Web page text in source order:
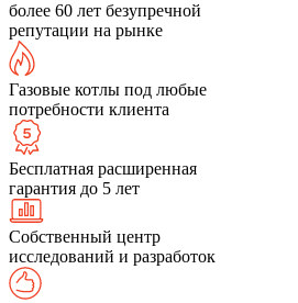
более 60 лет безупречной
репутации на рынке
Газовые котлы под любые
потребности клиента
Бесплатная расширенная
гарантия до 5 лет
Собственный центр
исследований и разработок